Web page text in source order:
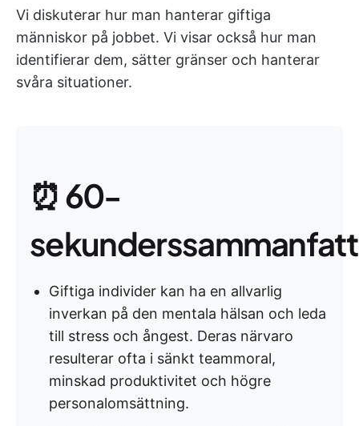
Vi diskuterar hur man hanterar giftiga
människor på jobbet. Vi visar också hur man
identifierar dem, sätter gränser och hanterar
svåra situationer.
⏰ 60-
Giftiga individer kan ha en allvarlig
inverkan på den mentala hälsan och leda
till stress och ångest. Deras närvaro
resulterar ofta i sänkt teammoral,
minskad produktivitet och högre
personalomsättning.